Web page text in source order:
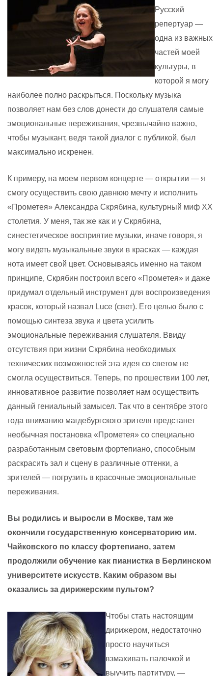
Русский
репертуар —
одна из важных
частей моей
культуры, в
которой я могу
наиболее полно раскрыться. Поскольку музыка
позволяет нам без слов донести до слушателя самые
эмоциональные переживания, чрезвычайно важно,
чтобы музыкант, ведя такой диалог с публикой, был
максимально искренен.
К примеру, на моем первом концерте — открытии — я
смогу осуществить свою давнюю мечту и исполнить
«Прометея» Александра Скрябина, культурный миф XX
столетия. У меня, так же как и у Скрябина,
синестетическое восприятие музыки, иначе говоря, я
могу видеть музыкальные звуки в красках — каждая
нота имеет свой цвет. Основываясь именно на таком
принципе, Скрябин построил всего «Прометея» и даже
придумал отдельный инструмент для воспроизведения
красок, который назвал Luce (свет). Его целью было с
помощью синтеза звука и цвета усилить
эмоциональные переживания слушателя. Ввиду
отсутствия при жизни Скрябина необходимых
технических возможностей эта идея со светом не
смогла осуществиться. Теперь, по прошествии 100 лет,
инновативное развитие позволяет нам осуществить
данный гениальный замысел. Так что в сентябре этого
года вниманию магдебургского зрителя предстанет
необычная постановка «Прометея» со специально
разработанным световым фортепиано, способным
раскрасить зал и сцену в различные оттенки, а
зрителей — погрузить в красочные эмоциональные
переживания.
Вы родились и выросли в Москве, там же
окончили государственную консерваторию им.
Чайковского по классу фортепиано, затем
продолжили обучение как пианистка в Берлинском
университете искусств. Каким образом вы
оказались за дирижерским пультом?
Чтобы стать настоящим
дирижером, недостаточно
просто научиться
взмахивать палочкой и
выучить партитуру, —